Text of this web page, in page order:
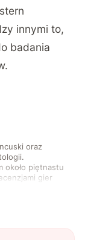
innymi to,
badania
oraz
około piętnastu
gier
z nauką